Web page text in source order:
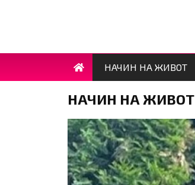
НАЧИН НА ЖИВОТ
НАЧИН НА ЖИВОТ